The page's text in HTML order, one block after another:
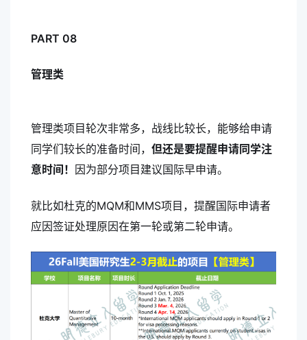
PART 08
管理类
管理类项目轮次非常多，战线比较长，能够给申请
同学们较长的准备时间， 但还是要提醒申请同学注
意时间！ 因为部分项目建议国际早申请。
就比如杜克的MQM和MMS项目，提醒国际申请者
应因签证处理原因在第一轮或第二轮申请。